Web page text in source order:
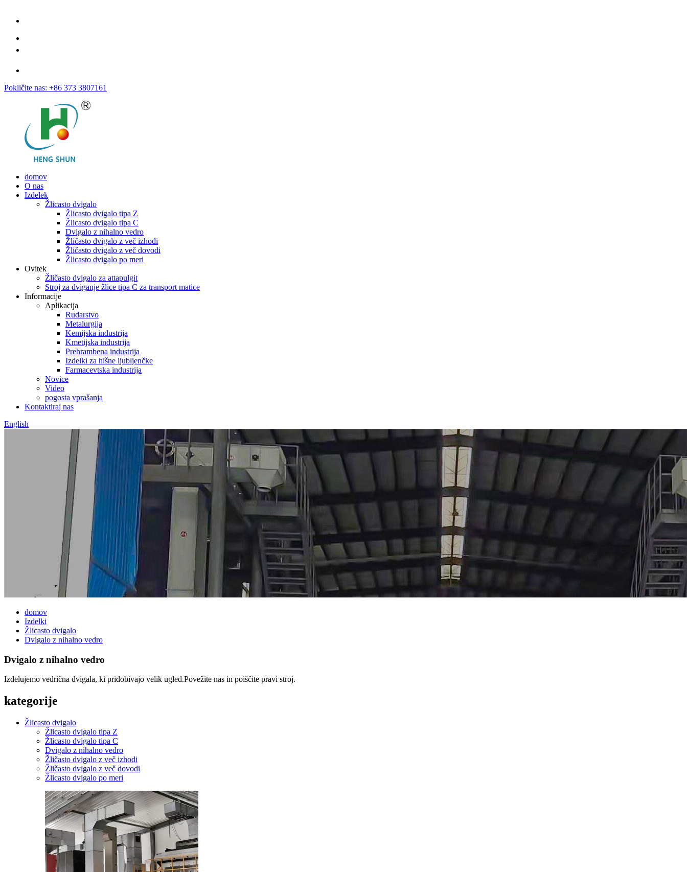
Pokličite nas: +86 373 3807161
domov
O nas
Izdelek
Žlicasto dvigalo
Žlicasto dvigalo tipa Z
Žlicasto dvigalo tipa C
Dvigalo z nihalno vedro
Žličasto dvigalo z več izhodi
Žličasto dvigalo z več dovodi
Žlicasto dvigalo po meri
Ovitek
Žličasto dvigalo za attapulgit
Stroj za dviganje žlice tipa C za transport matice
Informacije
Aplikacija
Rudarstvo
Metalurgija
Kemijska industrija
Kmetijska industrija
Prehrambena industrija
Izdelki za hišne ljubljenčke
Farmacevtska industrija
Novice
Video
pogosta vprašanja
Kontaktiraj nas
English
domov
Izdelki
Žlicasto dvigalo
Dvigalo z nihalno vedro
Dvigalo z nihalno vedro
Izdelujemo vedrična dvigala, ki pridobivajo velik ugled.Povežite nas in poiščite pravi stroj.
kategorije
Žlicasto dvigalo
Žlicasto dvigalo tipa Z
Žlicasto dvigalo tipa C
Dvigalo z nihalno vedro
Žličasto dvigalo z več izhodi
Žličasto dvigalo z več dovodi
Žlicasto dvigalo po meri